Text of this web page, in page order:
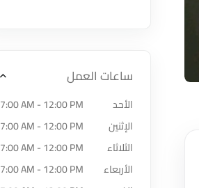
ساعات العمل
الأحد
7:00 AM - 12:00 PM
الإثنين
7:00 AM - 12:00 PM
الثلاثاء
7:00 AM - 12:00 PM
الأربعاء
7:00 AM - 12:00 PM